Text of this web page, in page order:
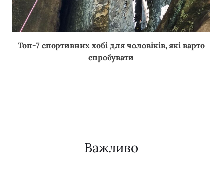
Топ-7 спортивних хобі для чоловіків, які варто
спробувати
Важливо